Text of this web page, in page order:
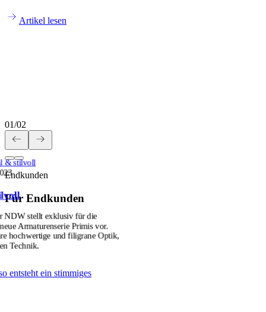
Artikel lesen
01/02
Endkunden
Für Endkunden
& stilvoll
NDW stellt exklusiv für die
Armaturenserie Primis vor.
hochwertige und filigrane Optik,
Technik.
entsteht ein stimmiges